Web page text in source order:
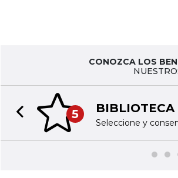
CONOZCA LOS
5 BIBLIOTECA
Seleccione y
Previous slide